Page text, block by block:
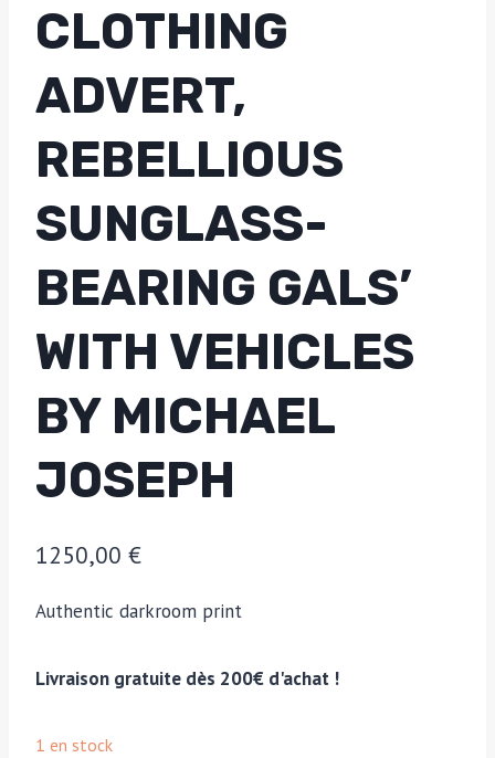
CLOTHING
ADVERT,
REBELLIOUS
SUNGLASS-
BEARING GALS’
WITH VEHICLES
BY MICHAEL
JOSEPH
1250,00 €
Authentic darkroom print
Livraison gratuite dès 200€ d'achat !
1 en stock